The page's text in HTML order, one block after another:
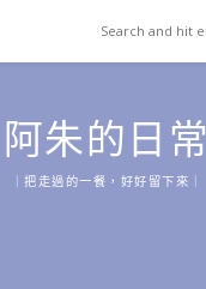
阿朱的日常
｜把走過的一餐，好好留下來｜